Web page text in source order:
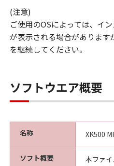
(注意)
ご使用のOSによっては、イ
が表示される場合がありま
を継続してください。
ソフトウエア概要
名称 XK500
ソフト概要
本ファ